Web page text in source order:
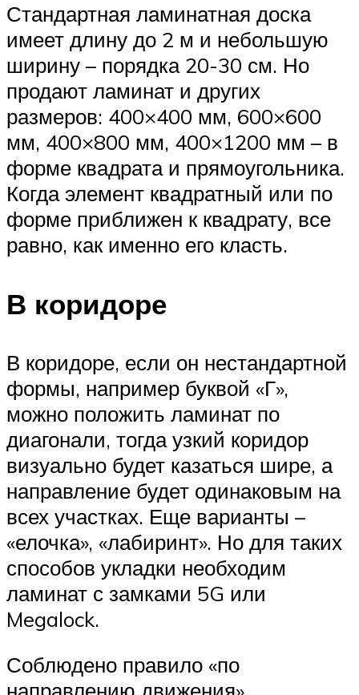
Стандартная ламинатная доска
имеет длину до 2 м и небольшую
ширину – порядка 20-30 см. Но
продают ламинат и других
размеров: 400×400 мм, 600×600
мм, 400×800 мм, 400×1200 мм – в
форме квадрата и прямоугольника.
Когда элемент квадратный или по
форме приближен к квадрату, все
равно, как именно его класть.
В коридоре
В коридоре, если он нестандартной
формы, например буквой «Г»,
можно положить ламинат по
диагонали, тогда узкий коридор
визуально будет казаться шире, а
направление будет одинаковым на
всех участках. Еще варианты –
«елочка», «лабиринт». Но для таких
способов укладки необходим
ламинат с замками 5G или
Megalock.
Соблюдено правило «по